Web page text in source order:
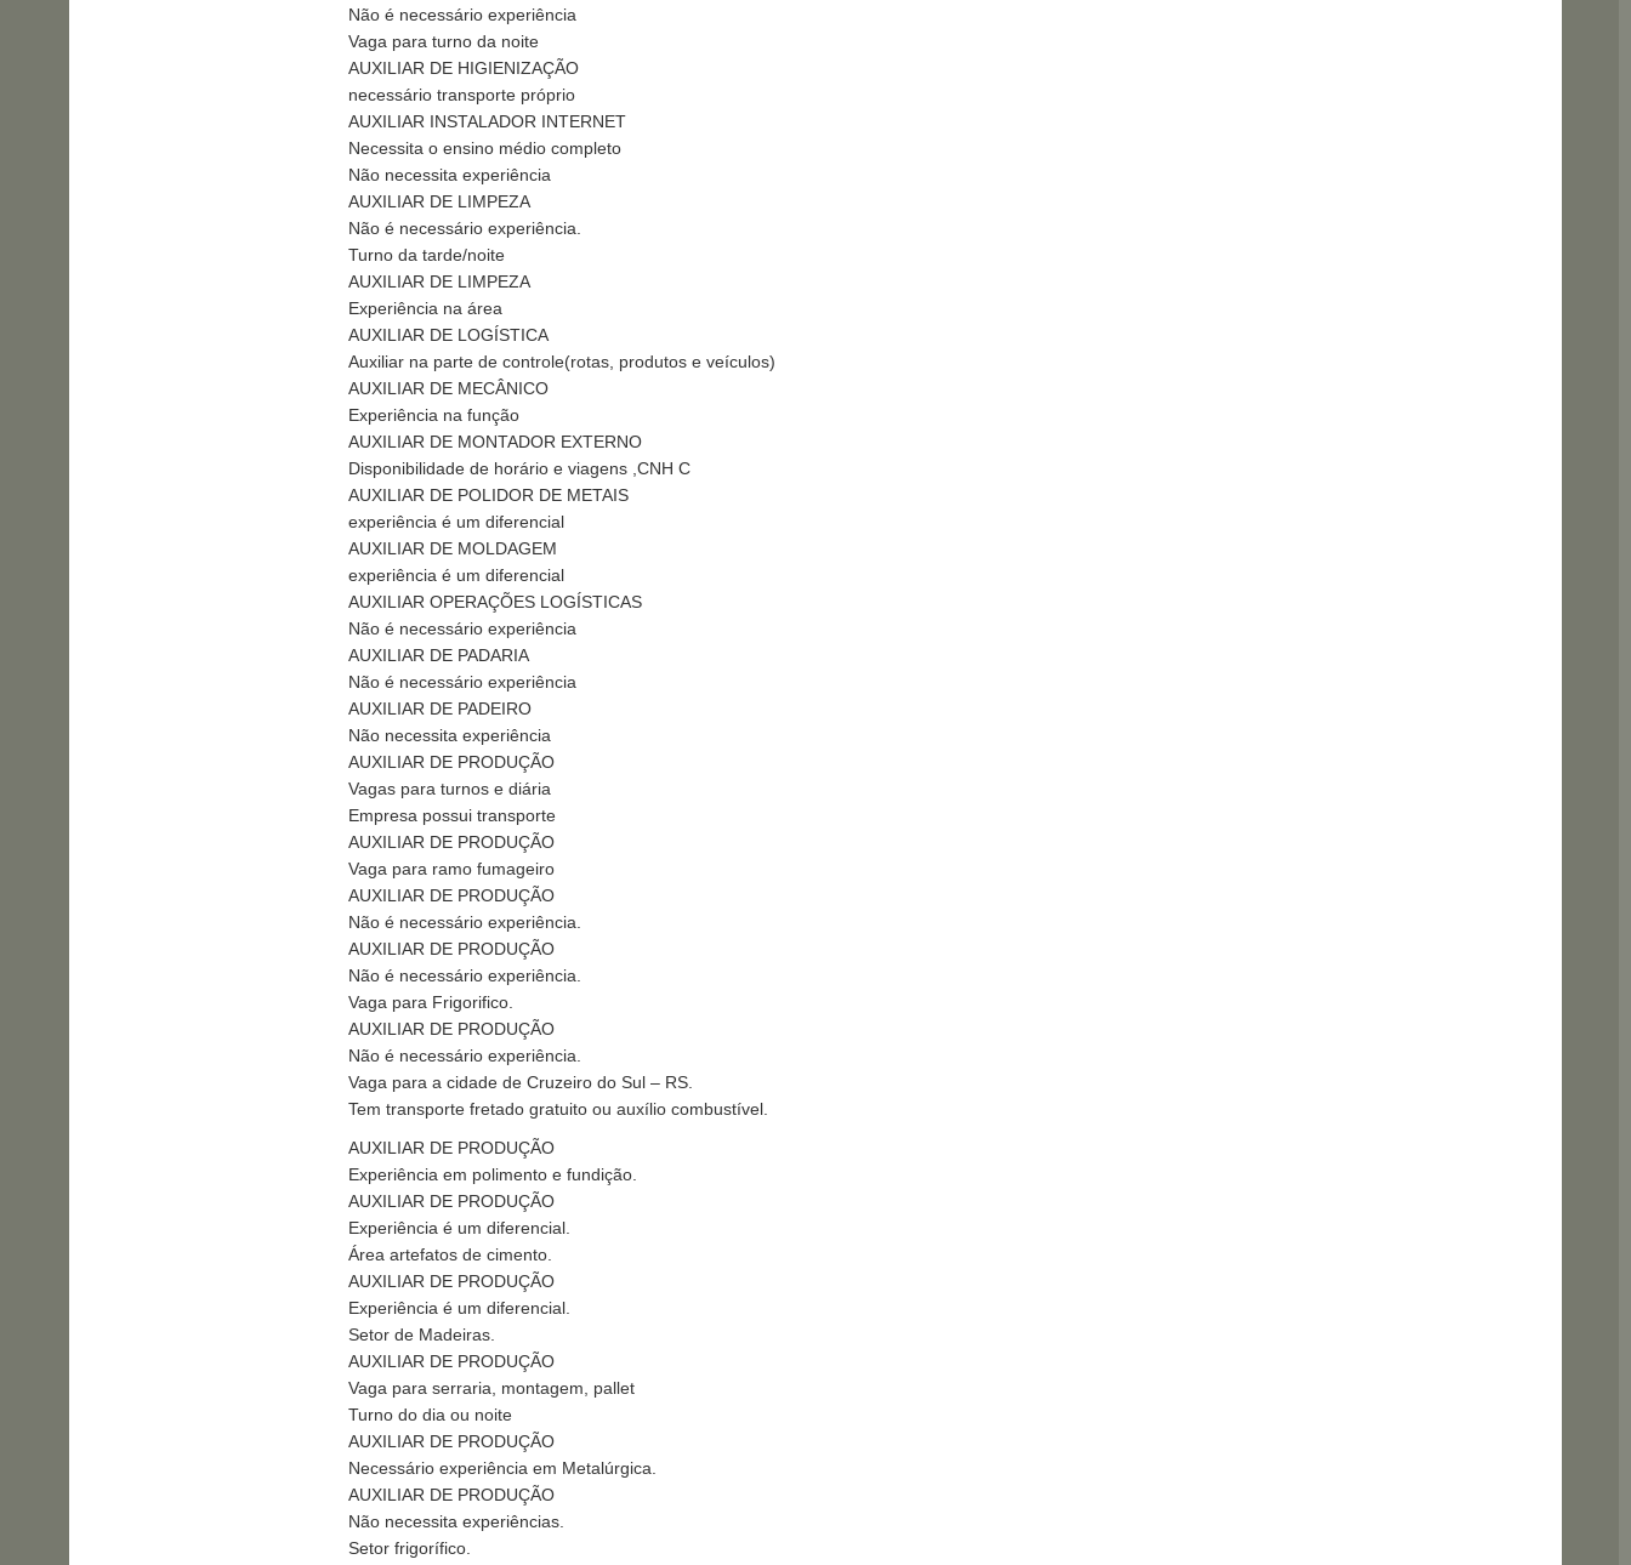
Não é necessário experiência
Vaga para turno da noite
AUXILIAR DE HIGIENIZAÇÃO
necessário transporte próprio
AUXILIAR INSTALADOR INTERNET
Necessita o ensino médio completo
Não necessita experiência
AUXILIAR DE LIMPEZA
Não é necessário experiência.
Turno da tarde/noite
AUXILIAR DE LIMPEZA
Experiência na área
AUXILIAR DE LOGÍSTICA
Auxiliar na parte de controle(rotas, produtos e veículos)
AUXILIAR DE MECÂNICO
Experiência na função
AUXILIAR DE MONTADOR EXTERNO
Disponibilidade de horário e viagens ,CNH C
AUXILIAR DE POLIDOR DE METAIS
experiência é um diferencial
AUXILIAR DE MOLDAGEM
experiência é um diferencial
AUXILIAR OPERAÇÕES LOGÍSTICAS
Não é necessário experiência
AUXILIAR DE PADARIA
Não é necessário experiência
AUXILIAR DE PADEIRO
Não necessita experiência
AUXILIAR DE PRODUÇÃO
Vagas para turnos e diária
Empresa possui transporte
AUXILIAR DE PRODUÇÃO
Vaga para ramo fumageiro
AUXILIAR DE PRODUÇÃO
Não é necessário experiência.
AUXILIAR DE PRODUÇÃO
Não é necessário experiência.
Vaga para Frigorifico.
AUXILIAR DE PRODUÇÃO
Não é necessário experiência.
Vaga para a cidade de Cruzeiro do Sul – RS.
Tem transporte fretado gratuito ou auxílio combustível.
AUXILIAR DE PRODUÇÃO
Experiência em polimento e fundição.
AUXILIAR DE PRODUÇÃO
Experiência é um diferencial.
Área artefatos de cimento.
AUXILIAR DE PRODUÇÃO
Experiência é um diferencial.
Setor de Madeiras.
AUXILIAR DE PRODUÇÃO
Vaga para serraria, montagem, pallet
Turno do dia ou noite
AUXILIAR DE PRODUÇÃO
Necessário experiência em Metalúrgica.
AUXILIAR DE PRODUÇÃO
Não necessita experiências.
Setor frigorífico.